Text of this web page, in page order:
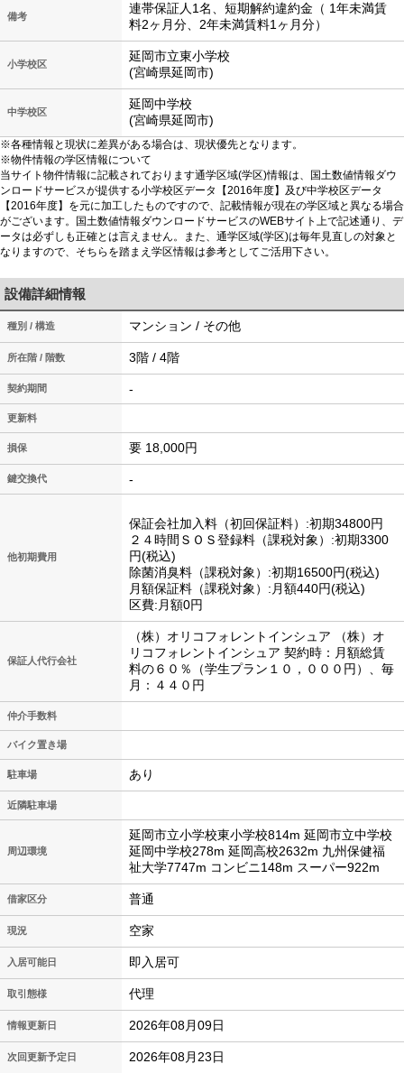
備考
連帯保証人1名、短期解約違約金（ 1年未満賃
料2ヶ月分、2年未満賃料1ヶ月分）
小学校区
延岡市立東小学校
(宮崎県延岡市)
中学校区
延岡中学校
(宮崎県延岡市)
※各種情報と現状に差異がある場合は、現状優先となります。
※物件情報の学区情報について
当サイト物件情報に記載されております通学区域(学区)情報は、国土数値情報ダウ
ンロードサービスが提供する小学校区データ【2016年度】及び中学校区データ
【2016年度】を元に加工したものですので、記載情報が現在の学区域と異なる場合
がございます。国土数値情報ダウンロードサービスのWEBサイト上で記述通り、デ
ータは必ずしも正確とは言えません。また、通学区域(学区)は毎年見直しの対象と
なりますので、そちらを踏まえ学区情報は参考としてご活用下さい。
設備詳細情報
種別 / 構造 マンション / その他
所在階 / 階数 3階 / 4階
契約期間 -
更新料
損保 要 18,000円
鍵交換代 -
他初期費用
保証会社加入料（初回保証料）:初期34800円
２４時間ＳＯＳ登録料（課税対象）:初期3300
円(税込)
除菌消臭料（課税対象）:初期16500円(税込)
月額保証料（課税対象）:月額440円(税込)
区費:月額0円
保証人代行会社
（株）オリコフォレントインシュア （株）オ
リコフォレントインシュア 契約時：月額総賃
料の６０％（学生プラン１０，０００円）、毎
月：４４０円
仲介手数料
バイク置き場
駐車場 あり
近隣駐車場
周辺環境
延岡市立小学校東小学校814m 延岡市立中学校
延岡中学校278m 延岡高校2632m 九州保健福
祉大学7747m コンビニ148m スーパー922m
借家区分 普通
現況 空家
入居可能日 即入居可
取引態様 代理
情報更新日 2026年08月09日
次回更新予定日 2026年08月23日